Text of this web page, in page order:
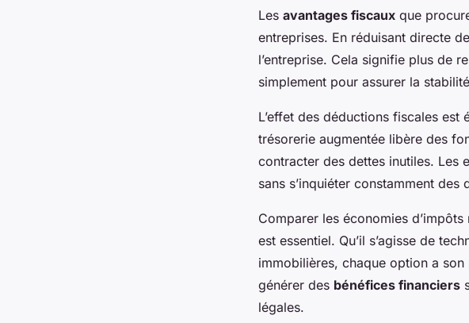
Les avantages fiscaux que
entreprises. En réduisant directe
l’entreprise. Cela signifie plus de
simplement pour assurer la
L’effet des déductions fiscales est
trésorerie augmentée libère des
contracter des dettes inutiles. Les
sans s’inquiéter constamment des
Comparer les économies
est essentiel. Qu’il s’agisse de
immobilières, chaque option a
générer des bénéfices financiers
légales.